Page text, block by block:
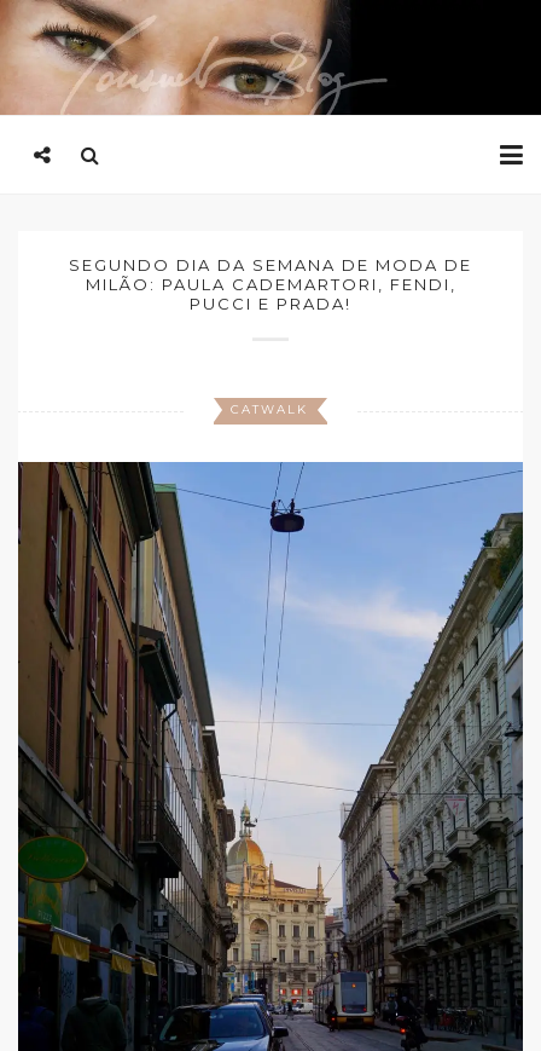
SEGUNDO DIA DA SEMANA DE MODA DE
MILÃO: PAULA CADEMARTORI, FENDI,
PUCCI E PRADA!
CATWALK